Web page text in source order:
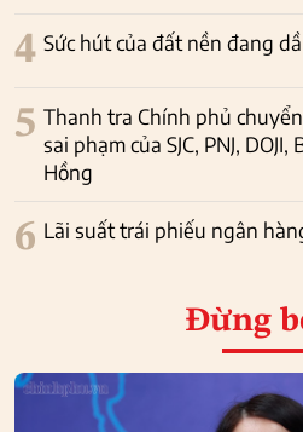
4 Sức hút của đất nền đang
5 Thanh tra Chính phủ
sai phạm của SJC, PNJ,
Hồng
6 Lãi suất trái phiếu ngân
Đừng